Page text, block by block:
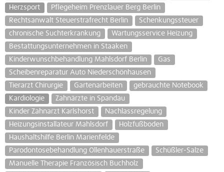
Herzsport
Pflegeheim Prenzlauer Berg Berlin
Rechtsanwalt Steuerstrafrecht Berlin
Schenkungssteuer
chronische Suchterkrankung
Wartungsservice Heizung
Bestattungsunternehmen in Staaken
Kinderwunschbehandlung Mahlsdorf Berlin
Gas
Scheibenreparatur Auto Niederschönhausen
Tierarzt Chirurgie
Gartenarbeiten
gebrauchte Notebook
Kardiologie
Zahnärzte in Spandau
Kinder Zahnarzt Karlshorst
Nachlassregelung
Heizungsinstallateur Mahlsdorf
Holzfußboden
Haushaltshilfe Berlin Marienfelde
Parodontosebehandlung Ollenhauerstraße
Schüßler-Salze
Manuelle Therapie Französisch Buchholz